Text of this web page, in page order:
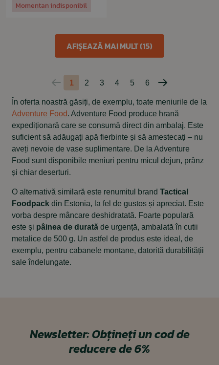
Momentan indisponibil
Pagina
anterioară
1 2 3 4 5 6
Pagina
următoare
AFIȘEAZĂ MAI MULT (15)
În oferta noastră găsiți, de exemplu, toate meniurile de la
Adventure Food. Adventure Food produce hrană
expediționară care se consumă direct din ambalaj. Este
suficient să adăugați apă fierbinte și să amestecați – nu
aveți nevoie de vase suplimentare. De la Adventure
Food sunt disponibile meniuri pentru micul dejun, prânz
și chiar deserturi.
O alternativă similară este renumitul brand Tactical
Foodpack din Estonia, la fel de gustos și apreciat. Este
vorba despre mâncare deshidratată. Foarte populară
este și pâinea de durată de urgență, ambalată în cutii
metalice de 500 g. Un astfel de produs este ideal, de
exemplu, pentru cabanele montane, datorită durabilității
sale îndelungate.
Newsletter:Obțineți un cod de
reducere de 6%